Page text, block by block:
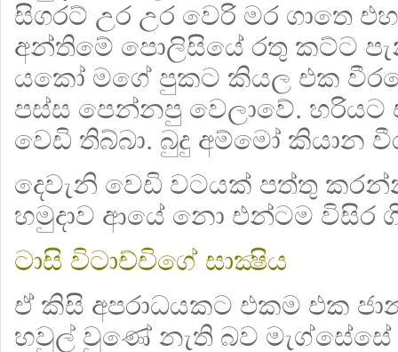
සිගරට් උර උර වෙරි මර ගාතෙ
අන්තිමේ පොලිසියේ රතු කට්ට
යකෝ මගේ පුකට කියල එක
පස්ස පෙන්නපු වෙලාවේ. හරියට
වෙඩි තිබ්බා. බුදු අම්මෝ කියාන
දෙවැනි වෙඩි වටයක් පත්තු
හමුදාව ආයේ නො එන්ටම විසිර
ටාසි විටාච්චිගේ සාක්‍ෂිය
ඒ කිසි අපරාධයකට එකම එක
හවුල් වුණේ නැති බව මැග්සේසේ